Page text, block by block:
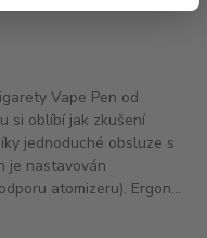
Vape Pen od
si oblíbí jak zkušení
jednoduché obsluze s
je nastavován
atomizeru). Ergon...